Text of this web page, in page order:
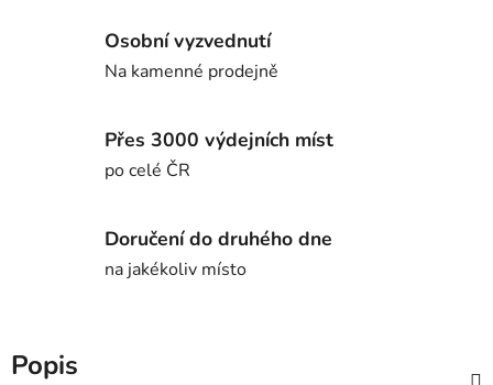
Osobní vyzvednutí
Na kamenné prodejně
Přes 3000 výdejních míst
po celé ČR
Doručení do druhého dne
na jakékoliv místo
Popis